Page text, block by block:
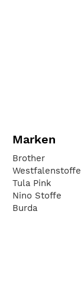
Marken
Brother
Westfalenstoffe
Tula Pink
Nino Stoffe
Burda